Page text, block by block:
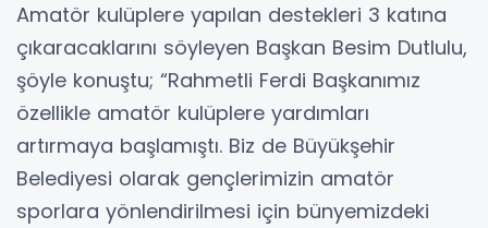
Amatör kulüplere yapılan destekleri 3 katına
çıkaracaklarını söyleyen Başkan Besim Dutlulu,
şöyle konuştu; “Rahmetli Ferdi Başkanımız
özellikle amatör kulüplere yardımları
artırmaya başlamıştı. Biz de Büyükşehir
Belediyesi olarak gençlerimizin amatör
sporlara yönlendirilmesi için bünyemizdeki